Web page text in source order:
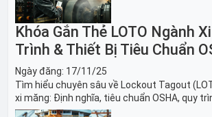
Khóa Gắn Thẻ LOTO Ngành
Trình & Thiết Bị Tiêu Chuẩn
Ngày đăng: 17/11/25
Tìm hiểu chuyên sâu về Lockout Tagout
xi măng: Định nghĩa, tiêu chuẩn OSHA, quy
sách thiết bị LOTO thiết yếu. Giải pháp bảo trì